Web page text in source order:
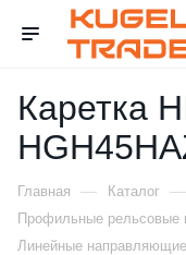
Каретка
Главная — Каталог —
Профильные рельсовые
Линейные